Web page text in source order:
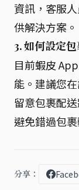
資訊，客服
供解決方案。
3. 如何設定
目前蝦皮
能。建議您
留意包裹配
避免錯過包裹
分享：